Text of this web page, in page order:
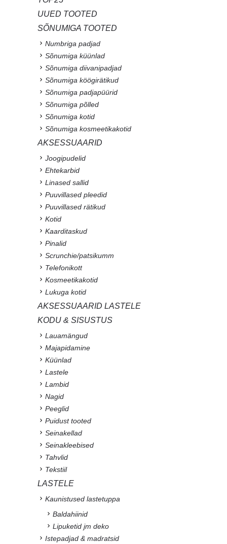
UUED TOOTED
SÕNUMIGA TOOTED
Numbriga padjad
Sõnumiga küünlad
Sõnumiga diivanipadjad
Sõnumiga köögirätikud
Sõnumiga padjapüürid
Sõnumiga põlled
Sõnumiga kotid
Sõnumiga kosmeetikakotid
AKSESSUAARID
Joogipudelid
Ehtekarbid
Linased sallid
Puuvillased pleedid
Puuvillased rätikud
Kotid
Kaarditaskud
Pinalid
Scrunchie/patsikumm
Telefonikott
Kosmeetikakotid
Lukuga kotid
AKSESSUAARID LASTELE
KODU & SISUSTUS
Lauamängud
Majapidamine
Küünlad
Lastele
Lambid
Nagid
Peeglid
Puidust tooted
Seinakellad
Seinakleebised
Tahvlid
Tekstiil
LASTELE
Kaunistused lastetuppa
Baldahiinid
Lipuketid jm deko
Istepadjad & madratsid